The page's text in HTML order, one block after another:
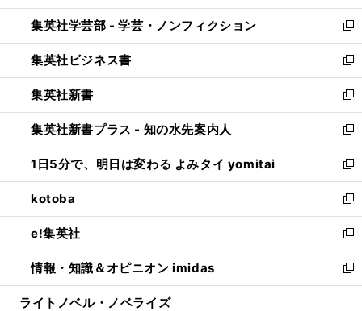
開
く
ウ
で
開
く
ン
ド
ウ
で
開
く
ウ
ィ
ン
ド
ウ
で
開
く
集英社学芸部 - 学芸・ノンフィクション
新
し
い
ウ
ィ
ン
ド
ウ
で
開
く
集英社ビジネス書
新
し
い
ウ
ィ
ン
ド
ウ
で
開
く
集英社新書
新
し
い
ウ
ィ
ン
ド
ウ
で
開
く
集英社新書プラス - 知の水先案内人
新
し
い
ウ
ィ
ン
ド
ウ
で
開
1日5分で、明日は変わる よみタイ yomitai
新
し
い
ウ
ィ
ン
ド
ウ
kotoba
新
し
い
ウ
ィ
ン
e!集英社
新
し
い
ウ
情報・知識＆オピニオン imidas
新
し
ライトノベル・ノベライズ